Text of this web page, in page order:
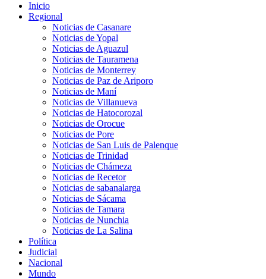
Inicio
Regional
Noticias de Casanare
Noticias de Yopal
Noticias de Aguazul
Noticias de Tauramena
Noticias de Monterrey
Noticias de Paz de Ariporo
Noticias de Maní
Noticias de Villanueva
Noticias de Hatocorozal
Noticias de Orocue
Noticias de Pore
Noticias de San Luis de Palenque
Noticias de Trinidad
Noticias de Chámeza
Noticias de Recetor
Noticias de sabanalarga
Noticias de Sácama
Noticias de Tamara
Noticias de Nunchia
Noticias de La Salina
Política
Judicial
Nacional
Mundo